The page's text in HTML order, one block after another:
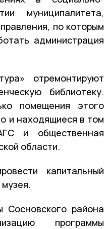
муниципалитета,
по которым
администрация
отремонтируют
библиотеку.
помещения этого
и находящиеся в том
и общественная
области.
капитальный
Сосновского района
программы